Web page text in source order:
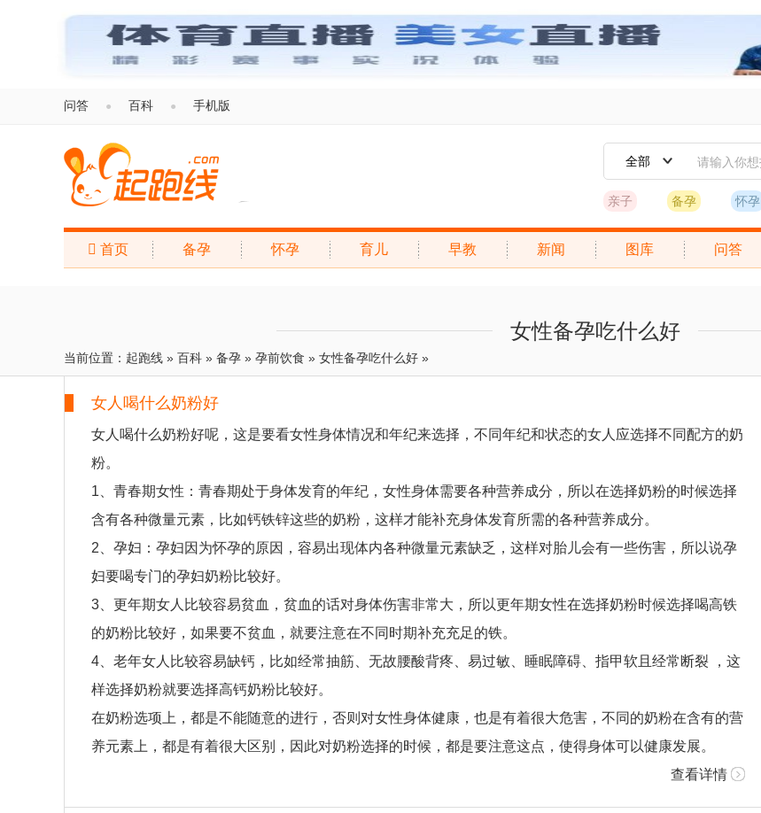
问答 ● 百科 ● 手机版
全部
亲子 备孕 怀孕
 首页 备孕 怀孕 育儿 早教 新闻 图库 问答
女性备孕吃什么好
当前位置： 起跑线 » 百科 » 备孕 » 孕前饮食 » 女性备孕吃什么好 »
女人喝什么奶粉好
女人喝什么奶粉好呢，这是要看女性身体情况和年纪来选择，不同年纪和状态的女人应选择不同配方的奶
粉。
1、青春期女性：青春期处于身体发育的年纪，女性身体需要各种营养成分，所以在选择奶粉的时候选择
含有各种微量元素，比如钙铁锌这些的奶粉，这样才能补充身体发育所需的各种营养成分。
2、孕妇：孕妇因为怀孕的原因，容易出现体内各种微量元素缺乏，这样对胎儿会有一些伤害，所以说孕
妇要喝专门的孕妇奶粉比较好。
3、更年期女人比较容易贫血，贫血的话对身体伤害非常大，所以更年期女性在选择奶粉时候选择喝高铁
的奶粉比较好，如果要不贫血，就要注意在不同时期补充充足的铁。
4、老年女人比较容易缺钙，比如经常抽筋、无故腰酸背疼、易过敏、睡眠障碍、指甲软且经常断裂 ，这
样选择奶粉就要选择高钙奶粉比较好。
在奶粉选项上，都是不能随意的进行，否则对女性身体健康，也是有着很大危害，不同的奶粉在含有的营
养元素上，都是有着很大区别，因此对奶粉选择的时候，都是要注意这点，使得身体可以健康发展。
查看详情